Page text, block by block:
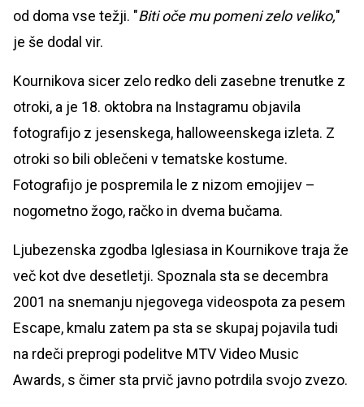
od doma vse težji. "Biti oče mu pomeni zelo veliko,"
je še dodal vir.
Kournikova sicer zelo redko deli zasebne trenutke z
otroki, a je 18. oktobra na Instagramu objavila
fotografijo z jesenskega, halloweenskega izleta. Z
otroki so bili oblečeni v tematske kostume.
Fotografijo je pospremila le z nizom emojijev –
nogometno žogo, račko in dvema bučama.
Ljubezenska zgodba Iglesiasa in Kournikove traja že
več kot dve desetletji. Spoznala sta se decembra
2001 na snemanju njegovega videospota za pesem
Escape, kmalu zatem pa sta se skupaj pojavila tudi
na rdeči preprogi podelitve MTV Video Music
Awards, s čimer sta prvič javno potrdila svojo zvezo.